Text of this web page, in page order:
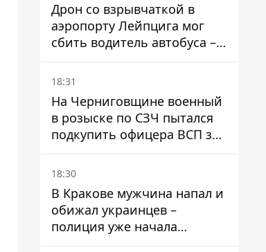
Дрон со взрывчаткой в ​​
аэропорту Лейпцига мог
сбить водитель автобуса –
Welt
18:31
На Черниговщине военный
в розыске по СЗЧ пытался
подкупить офицера ВСП за
40 тысяч гривен
18:30
В Кракове мужчина напал и
обижал украинцев –
полиция уже начала
расследование